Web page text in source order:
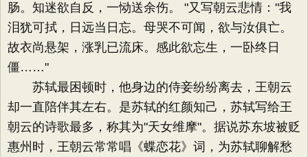
肠。知迷欲自反，一恸送余伤。 "又写朝云悲情："我
泪犹可拭，日远当日忘。母哭不可闻，欲与汝俱亡。
故衣尚悬架，涨乳已流床。感此欲忘生，一卧终日
僵……"
苏轼最困顿时，他身边的侍妾纷纷离去，王朝云
却一直陪伴其左右。是苏轼的红颜知己，苏轼写给王
朝云的诗歌最多，称其为"天女维摩"。据说苏东坡被贬
惠州时，王朝云常常唱《蝶恋花》词，为苏轼聊解愁